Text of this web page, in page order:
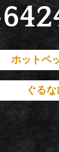
ホットペ
ぐる